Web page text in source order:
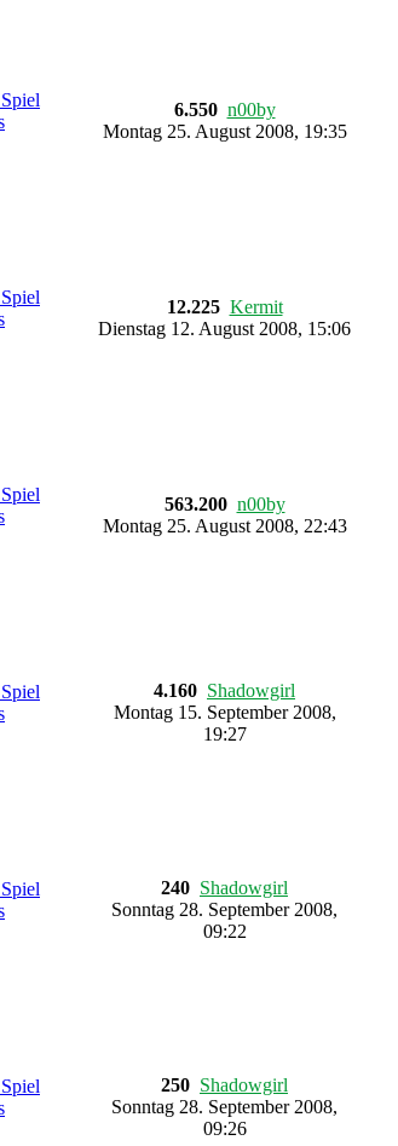
6.550 n00by
Montag 25. August 2008, 19:35
12.225 Kermit
Dienstag 12. August 2008, 15:06
563.200 n00by
Montag 25. August 2008, 22:43
4.160 Shadowgirl
Montag 15. September 2008,
19:27
240 Shadowgirl
Sonntag 28. September 2008,
09:22
250 Shadowgirl
Sonntag 28. September 2008,
09:26